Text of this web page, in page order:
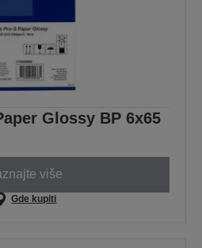
Glossy BP 6x65
više
Gde kupiti